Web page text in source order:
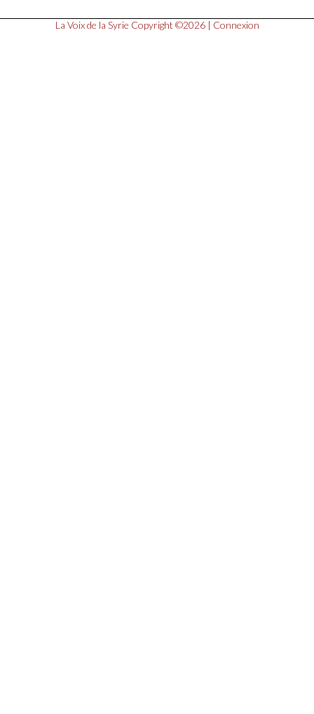
La Voix de la Syrie Copyright ©2026 | Connexion